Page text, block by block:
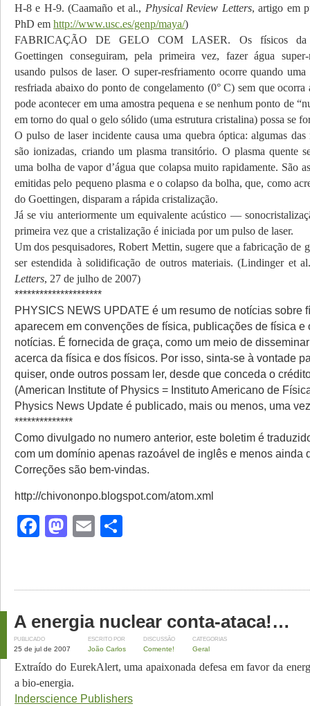
H-8 e H-9. (Caamaño et al., Physical Review Letters, artigo em
PhD em http://www.usc.es/genp/maya/)
FABRICAÇÃO DE GELO COM LASER. Os físicos da
Goettingen conseguiram, pela primeira vez, fazer água super-
usando pulsos de laser. O super-resfriamento ocorre quando uma
resfriada abaixo do ponto de congelamento (0° C) sem que ocorra
pode acontecer em uma amostra pequena e se nenhum ponto de
em torno do qual o gelo sólido (uma estrutura cristalina) possa se
O pulso de laser incidente causa uma quebra óptica: algumas das
são ionizadas, criando um plasma transitório. O plasma quente
uma bolha de vapor d’água que colapsa muito rapidamente. São
emitidas pelo pequeno plasma e o colapso da bolha, que, como
do Goettingen, disparam a rápida cristalização.
Já se viu anteriormente um equivalente acústico —
primeira vez que a cristalização é iniciada por um pulso de laser.
Um dos pesquisadores, Robert Mettin, sugere que a fabricação de
ser estendida à solidificação de outros materiais. (Lindinger et
Letters, 27 de julho de 2007)
*********************
PHYSICS NEWS UPDATE é um resumo de notícias sobre
aparecem em convenções de física, publicações de física e
notícias. É fornecida de graça, como um meio de
acerca da física e dos físicos. Por isso, sinta-se à vontade
quiser, onde outros possam ler, desde que conceda o
(American Institute of Physics = Instituto Americano de
Physics News Update é publicado, mais ou menos, uma
**************
Como divulgado no numero anterior, este boletim é
com um domínio apenas razoável de inglês e menos ainda
Correções são bem-vindas.
http://chivononpo.blogspot.com/atom.xml
Facebook
Mastodon
Email
A energia nuclear conta-ataca!…
PUBLICADO
25 de jul de 2007
ESCRITO POR
João Carlos
DISCUSSÃO
Comente!
CATEGORIAS
Geral
Extraído do EurekAlert, uma apaixonada defesa em favor da
a bio-energia.
Inderscience Publishers